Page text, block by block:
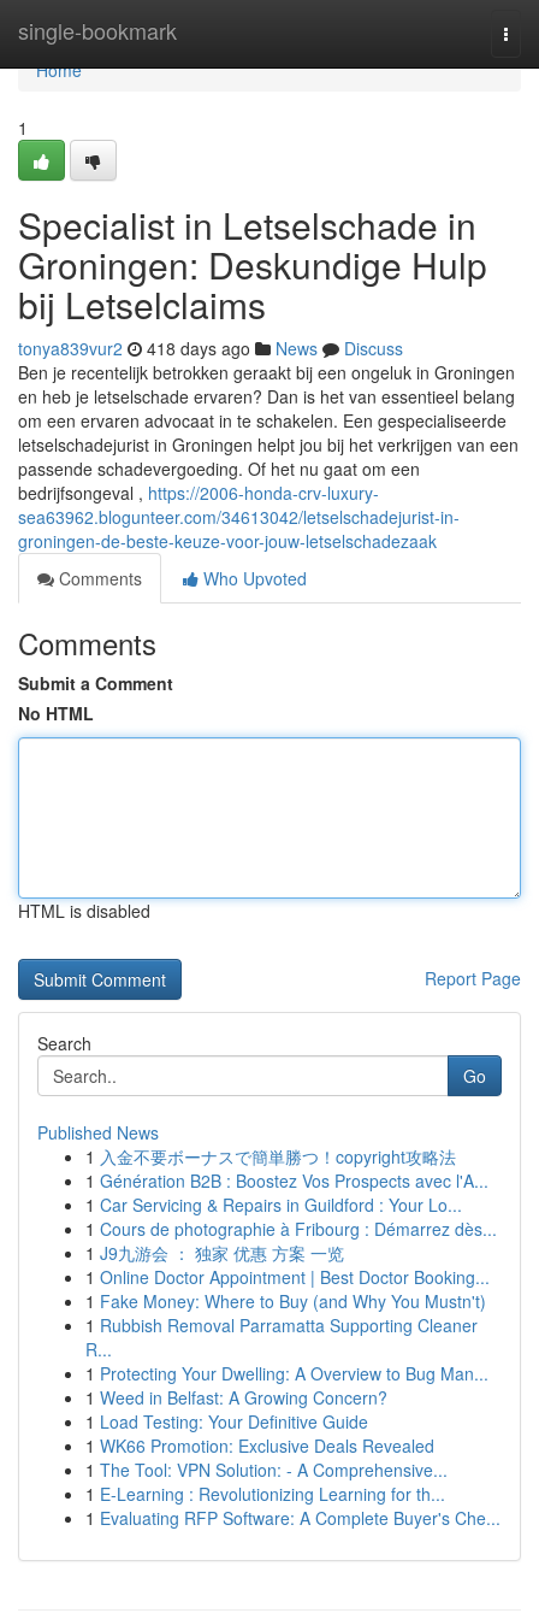
single-bookmark
Home
Home
1
Specialist in Letselschade in
Groningen: Deskundige Hulp
bij Letselclaims
tonya839vur2 418 days ago News
Discuss
Ben je recentelijk betrokken geraakt bij een ongeluk in Groningen
en heb je letselschade ervaren? Dan is het van essentieel belang
om een ervaren advocaat in te schakelen. Een gespecialiseerde
letselschadejurist in Groningen helpt jou bij het verkrijgen van een
passende schadevergoeding. Of het nu gaat om een
bedrijfsongeval , https://2006-honda-crv-luxury-
sea63962.blogunteer.com/34613042/letselschadejurist-in-
groningen-de-beste-keuze-voor-jouw-letselschadezaak
Comments
Who Upvoted
Comments
Submit a Comment
No HTML
HTML is disabled
Report Page
Search
Go
Published News
1 入金不要ボーナスで簡単勝つ！copyright攻略法
1 Génération B2B : Boostez Vos Prospects avec l'A...
1 Car Servicing & Repairs in Guildford : Your Lo...
1 Cours de photographie à Fribourg : Démarrez dès...
1 J9九游会 ： 独家 优惠 方案 一览
1 Online Doctor Appointment | Best Doctor Booking...
1 Fake Money: Where to Buy (and Why You Mustn't)
1 Rubbish Removal Parramatta Supporting Cleaner
R...
1 Protecting Your Dwelling: A Overview to Bug Man...
1 Weed in Belfast: A Growing Concern?
1 Load Testing: Your Definitive Guide
1 WK66 Promotion: Exclusive Deals Revealed
1 The Tool: VPN Solution: - A Comprehensive...
1 E-Learning : Revolutionizing Learning for th...
1 Evaluating RFP Software: A Complete Buyer's Che...